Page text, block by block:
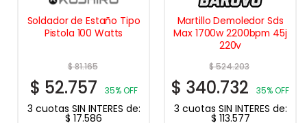
Soldador de Estaño Tipo
Pistola 100 Watts
$81.165
$ 52.757 35% OFF
3 cuotas SIN INTERES de:
$ 17.586
Martillo Demoledor Sds
Max 1700w 2200bpm 45j
220v
$524.203
$ 340.732 35% OFF
3 cuotas SIN INTERES de:
$ 113.577